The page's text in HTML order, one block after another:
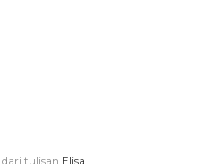
tulisan Elisa